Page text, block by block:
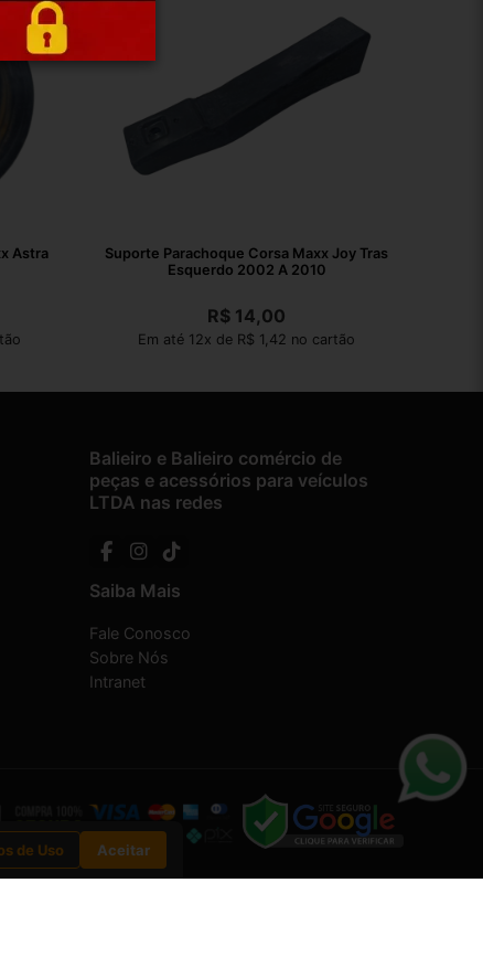
Astra
Suporte Parachoque Corsa Maxx Joy Tras
Esquerdo 2002 A 2010
R$ 14,00
Em até 12x de R$ 1,42 no cartão
Balieiro e Balieiro comércio de
peças e acessórios para veículos
LTDA nas redes
Saiba Mais
Fale Conosco
Sobre Nós
Intranet
de Uso Aceitar